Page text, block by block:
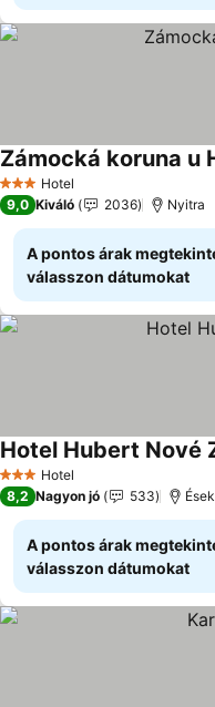
3 Kategória
Hotel
Zámocká koruna u
9,0 Kiváló 2036 Nyitra
A pontos árak
válasszon dátumokat
3 Kategória
Hotel
Hotel Hubert Nové
8,2 Nagyon jó 533
A pontos árak
válasszon dátumokat